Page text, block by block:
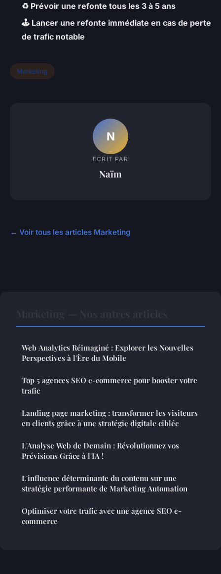
♻️ Prévoir une refonte tous les 3 à 5 ans
🕹️ Lancer une refonte immédiate en cas de perte
de trafic notable
Marketing
N
ECRIT PAR
Naïm
← Voir tous les articles Marketing
Web Analytics Réimaginé : Explorer les Nouvelles
Perspectives à l'Ère du Mobile
Top 5 agences SEO e-commerce pour booster votre
trafic
Landing page marketing : transformer les visiteurs
en clients grâce à une stratégie digitale ciblée
L'Analyse Web de Demain : Révolutionnez vos
Prévisions Grâce à l'IA !
L'influence déterminante du contenu sur une
stratégie performante de Marketing Automation
Optimiser votre trafic avec une agence SEO e-
commerce